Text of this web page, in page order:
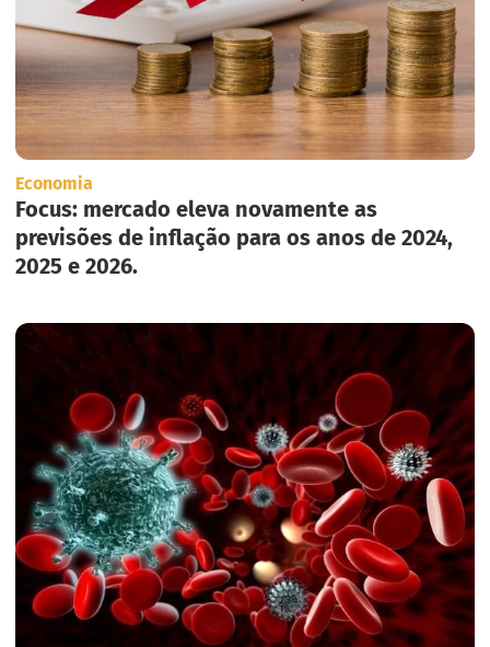
Economia
Focus: mercado eleva novamente as
previsões de inflação para os anos de 2024,
2025 e 2026.